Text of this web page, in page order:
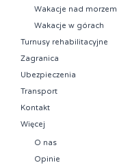
Wakacje nad morzem
Wakacje w górach
Turnusy rehabilitacyjne
Zagranica
Ubezpieczenia
Transport
Kontakt
Więcej
O nas
Opinie